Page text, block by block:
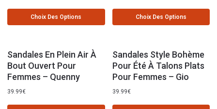
Choix Des Options Choix Des Options
Sandales En Plein Air À
Bout Ouvert Pour
Femmes – Quenny
39.99€
Sandales Style Bohème
Pour Été À Talons Plats
Pour Femmes – Gio
39.99€